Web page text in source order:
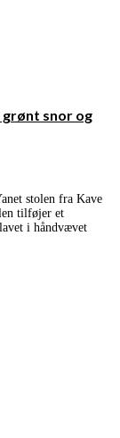
grønt snor og
stolen fra Kave
tilføjer et
i håndvævet